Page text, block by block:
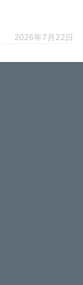
2026年7月22日